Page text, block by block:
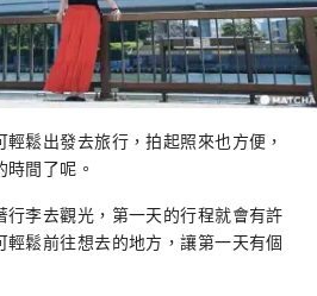
鬆出發去旅行，拍起照來也方便，
間了呢。
李去觀光，第一天的行程就會有許
鬆前往想去的地方，讓第一天有個